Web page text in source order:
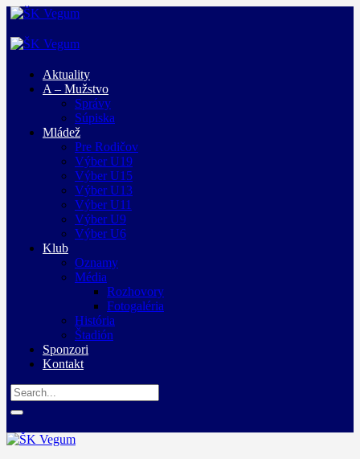
Aktuality
A – Mužstvo
Správy
Súpiska
Mládež
Pre Rodičov
Výber U19
Výber U15
Výber U13
Výber U11
Výber U9
Výber U6
Klub
Oznamy
Média
Rozhovory
Fotogaléria
História
Štadión
Sponzori
Kontakt